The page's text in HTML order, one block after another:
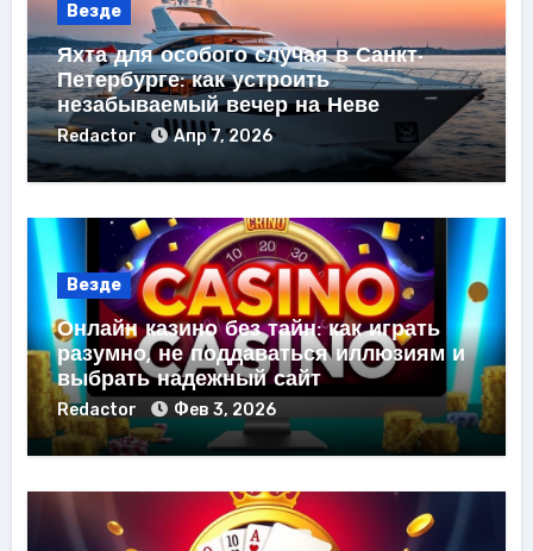
Везде
Яхта для особого случая в Санкт-
Петербурге: как устроить
незабываемый вечер на Неве
Redactor Апр 7, 2026
Везде
Онлайн казино без тайн: как играть
разумно, не поддаваться иллюзиям и
выбрать надежный сайт
Redactor Фев 3, 2026